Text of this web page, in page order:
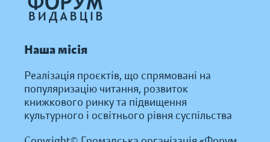
Наша місія
Реалізація проєктів, що спрямовані на
популяризацію читання, розвиток
книжкового ринку та підвищення
культурного і освітнього рівня суспільства